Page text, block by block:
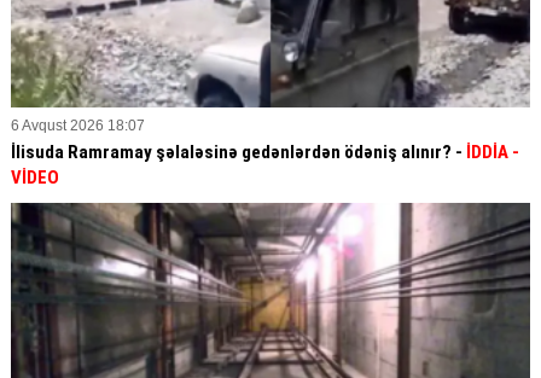
6 Avqust 2026 18:07
İlisuda Ramramay şəlaləsinə gedənlərdən ödəniş alınır? - İDDİA -
VİDEO